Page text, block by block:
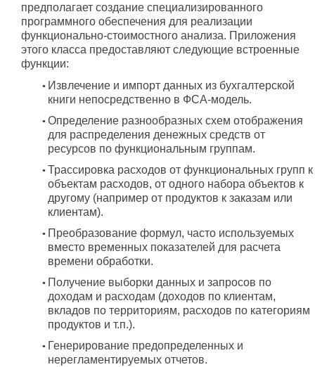
предполагает создание специализированного
программного обеспечения для реализации
функционально-стоимостного анализа. Приложения
этого класса предоставляют следующие встроенные
функции:
Извлечение и импорт данных из бухгалтерской
книги непосредственно в ФСА-модель.
Определение разнообразных схем отображения
для распределения денежных средств от
ресурсов по функциональным группам.
Трассировка расходов от функциональных групп к
объектам расходов, от одного набора объектов к
другому (например от продуктов к заказам или
клиентам).
Преобразование формул, часто используемых
вместо временных показателей для расчета
времени обработки.
Получение выборки данных и запросов по
доходам и расходам (доходов по клиентам,
вкладов по территориям, расходов по категориям
продуктов и т.п.).
Генерирование предопределенных и
нерегламентируемых отчетов.